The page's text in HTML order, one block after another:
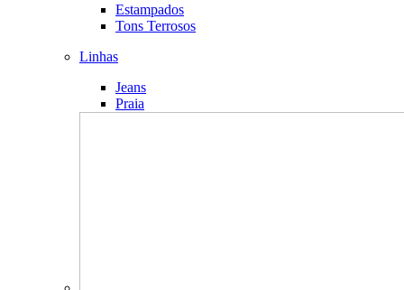
Estampados
Tons Terrosos
Linhas
Jeans
Praia